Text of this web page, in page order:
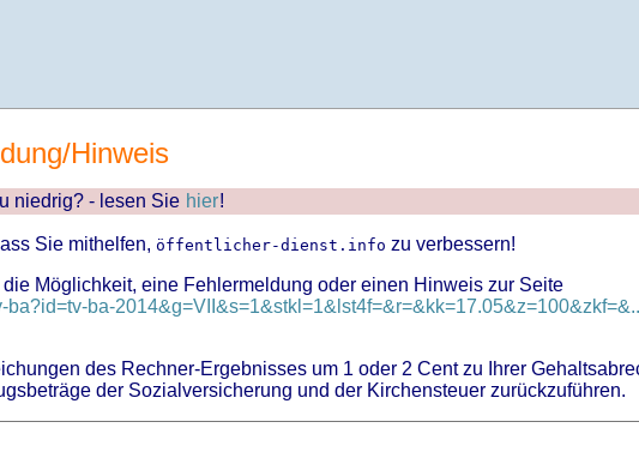
Hinweis
niedrig? - lesen Sie hier!
Sie mithelfen, öffentlicher-dienst.info zu verbessern!
Möglichkeit, eine Fehlermeldung oder einen Hinweis zur Seite
ba?id=tv-ba-
des Rechner-Ergebnisses um 1 oder 2 Cent zu Ihrer
der Sozialversicherung und der Kirchensteuer zurückzuführen.